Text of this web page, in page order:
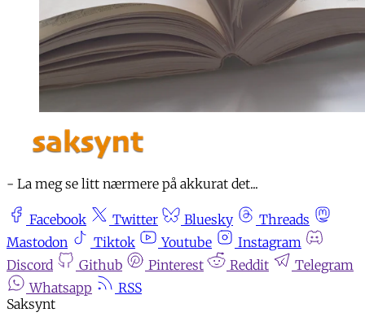
- La meg se litt nærmere på akkurat det...
Facebook Twitter Bluesky
Threads
Mastodon
Tiktok Youtube
Instagram
Discord
Github Pinterest Reddit
Telegram
Whatsapp
RSS